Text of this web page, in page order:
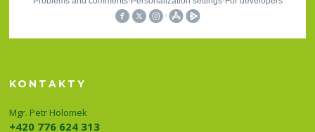
KONTAKTY
Mgr. Petr Holomek
+420 776 624 313